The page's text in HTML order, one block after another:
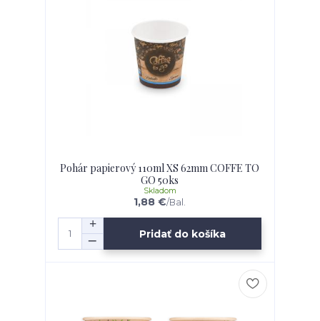
Pohár papierový 110ml XS 62mm COFFE TO
GO 50ks
1,88 €/Bal.
Skladom
Pridať do košíka